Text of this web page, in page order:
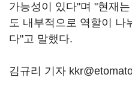
가능성이 있다"며 "현재
도 내부적으로 역할이 나
다"고 말했다.
김규리 기자